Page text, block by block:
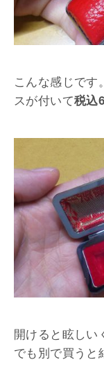
こんな感じです
スが付いて税込
開けると眩しい
でも別で買うと